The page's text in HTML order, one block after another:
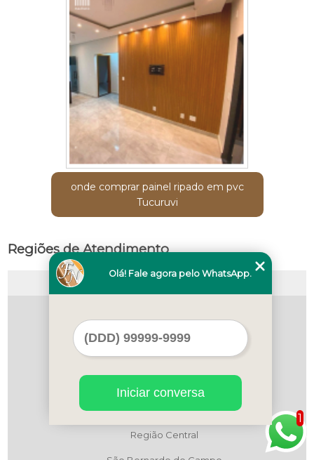
onde comprar painel ripado em pvc
Tucuruvi
Regiões de Atendimento
Litoral de São Paulo
Maua
Região Central
Região Central
1
Olá! Fale agora pelo WhatsApp.
Iniciar conversa